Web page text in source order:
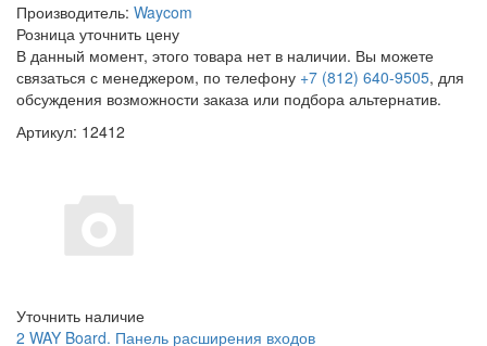
Производитель: Waycom
Розница уточнить цену
В данный момент, этого товара нет в наличии. Вы можете
связаться с менеджером, по телефону +7 (812) 640-9505, для
обсуждения возможности заказа или подбора альтернатив.
Артикул: 12412
Уточнить наличие
2 WAY Board. Панель расширения входов